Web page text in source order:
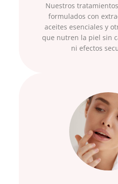
Nuestros
formulados con
aceites esenciales y
que nutren la piel sin
ni efectos